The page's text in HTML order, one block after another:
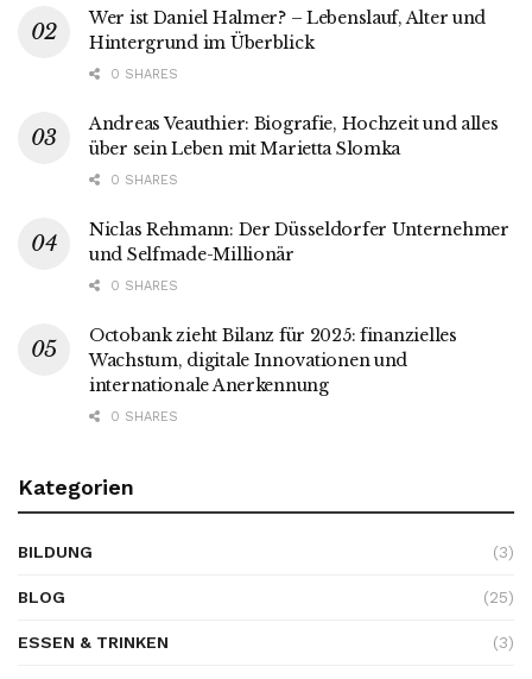
Wer ist Daniel Halmer? – Lebenslauf, Alter und
Hintergrund im Überblick
0 SHARES
Andreas Veauthier: Biografie, Hochzeit und alles
über sein Leben mit Marietta Slomka
0 SHARES
Niclas Rehmann: Der Düsseldorfer Unternehmer
und Selfmade-Millionär
0 SHARES
Octobank zieht Bilanz für 2025: finanzielles
Wachstum, digitale Innovationen und
internationale Anerkennung
0 SHARES
Kategorien
BILDUNG (3)
BLOG (25)
ESSEN & TRINKEN (3)